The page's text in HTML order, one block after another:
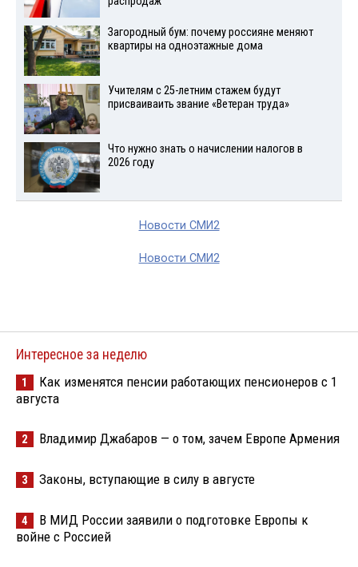
Загородный бум: почему россияне меняют
квартиры на одноэтажные дома
Учителям с 25-летним стажем будут
присваиваить звание «Ветеран труда»
Что нужно знать о начислении налогов в
2026 году
Новости СМИ2
Новости СМИ2
Интересное за неделю
1
Как изменятся пенсии работающих пенсионеров с 1
августа
2 Владимир Джабаров — о том, зачем Европе Армения
3 Законы, вступающие в силу в августе
4
В МИД России заявили о подготовке Европы к
войне с Россией